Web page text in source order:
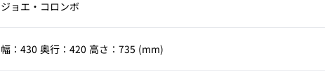
ジョエ・コロンボ
幅：430 奥行：420 高さ：735 (mm)